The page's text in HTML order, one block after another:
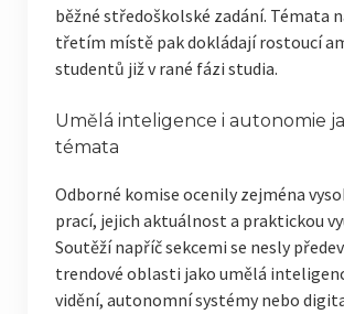
běžné středoškolské zadání. Témata
třetím místě pak dokládají rostoucí
studentů již v rané fázi studia.
Umělá inteligence i autonomie
témata
Odborné komise ocenily zejména
prací, jejich aktuálnost a praktickou
Soutěží napříč sekcemi se nesly
trendové oblasti jako umělá
vidění, autonomní systémy nebo